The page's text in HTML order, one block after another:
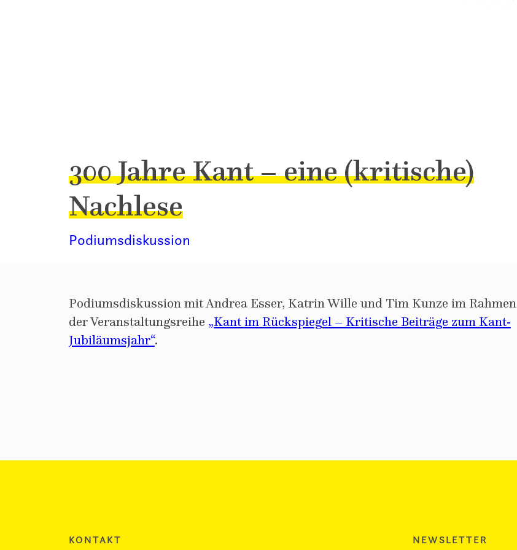
300 Jahre Kant – eine (kritische)
Nachlese
Podiumsdiskussion
Podiumsdiskussion mit Andrea Esser, Katrin Wille und Tim Kunze im Rahmen
der Veranstaltungsreihe „Kant im Rückspiegel – Kritische Beiträge zum Kant-
Jubiläumsjahr“.
KONTAKT NEWSLETTER